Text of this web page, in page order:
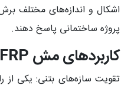
اشکال و اندازه‌های مختلف
پروژه ساختمانی پاسخ دهند.
کاربردهای مش FRP در ساختمان سازی
تقویت سازه‌های بتنی: